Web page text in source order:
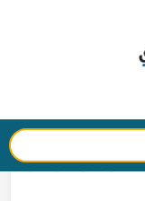
الاستثمار في مشروع
في دبي
f
𝕏
in